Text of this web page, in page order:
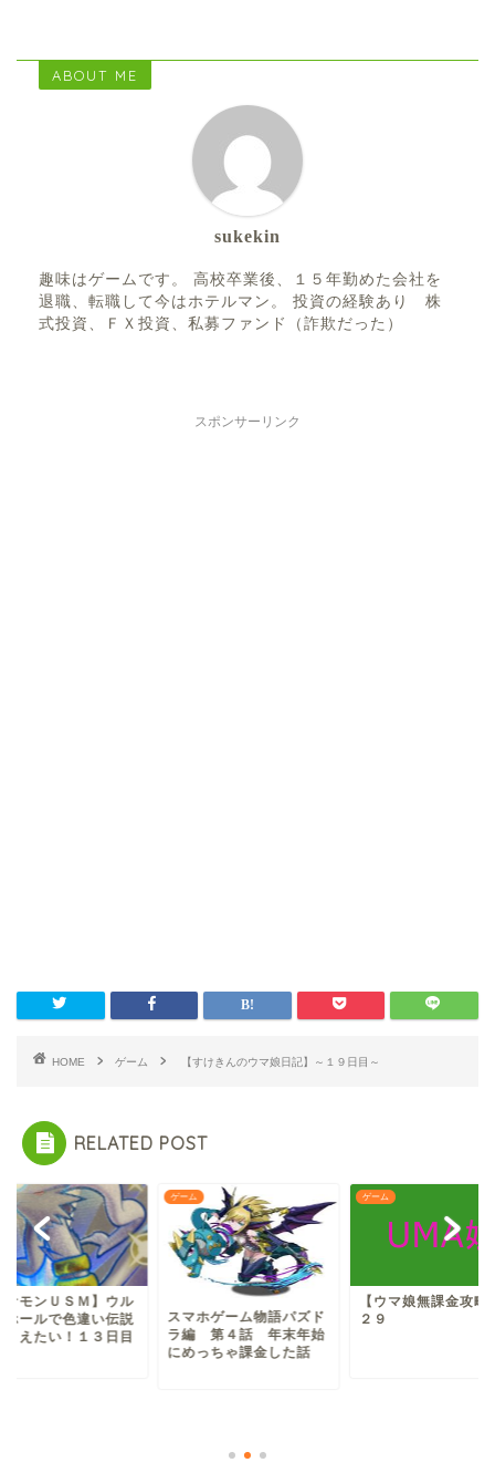
ABOUT ME
sukekin
趣味はゲームです。 高校卒業後、１５年勤めた会社を
退職、転職して今はホテルマン。 投資の経験あり 株
式投資、ＦＸ投資、私募ファンド（詐欺だった）
スポンサーリンク
HOME ゲーム 【すけきんのウマ娘日記】～１９日目～
RELATED POST
ケモンＵＳＭ】ウル
ホールで色違い伝説
まえたい！１３日目
ゲーム
スマホゲーム物語パズド
ラ編 第４話 年末年始
にめっちゃ課金した話
ゲーム
【ウマ娘無課金攻略
２９